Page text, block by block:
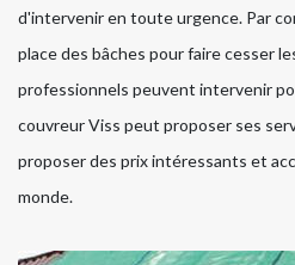
d'intervenir en toute urgence. Par
place des bâches pour faire cesser
professionnels peuvent intervenir
couvreur Viss peut proposer ses
proposer des prix intéressants et
monde.